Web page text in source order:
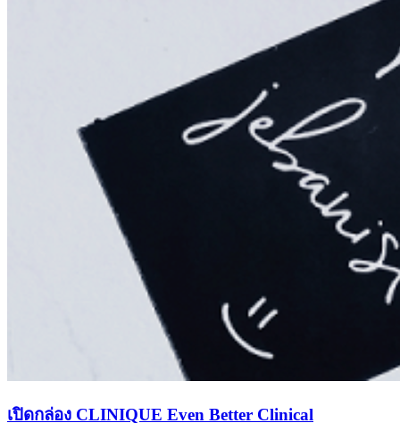
เปิดกล่อง CLINIQUE Even Better Clinical